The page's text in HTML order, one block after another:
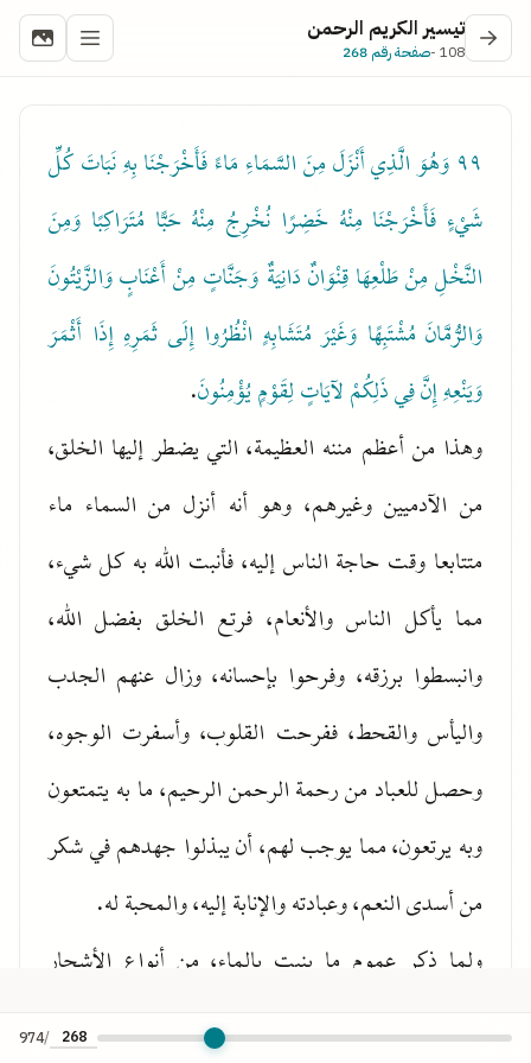
تيسير الكريم الرحمن
108 - صفحة رقم 268
٩٩ وَهُوَ الَّذِي أَنْزَلَ مِنَ السَّمَاءِ مَاءً فَأَخْرَجْنَا بِهِ نَبَاتَ كُلِّ
شَيْءٍ فَأَخْرَجْنَا مِنْهُ خَضِرًا نُخْرِجُ مِنْهُ حَبًّا مُتَرَاكِبًا وَمِنَ
النَّخْلِ مِنْ طَلْعِهَا قِنْوَانٌ دَانِيَةٌ وَجَنَّاتٍ مِنْ أَعْنَابٍ وَالزَّيْتُونَ
وَالرُّمَّانَ مُشْتَبِهًا وَغَيْرَ مُتَشَابِهٍ انْظُرُوا إِلَى ثَمَرِهِ إِذَا أَثْمَرَ
وَيَنْعِهِ إِنَّ فِي ذَلِكُمْ لآيَاتٍ لِقَوْمٍ يُؤْمِنُونَ.
وهذا من أعظم مننه العظيمة، التي يضطر إليها الخلق،
من الآدميين وغيرهم، وهو أنه أنزل من السماء ماء
متتابعا وقت حاجة الناس إليه، فأنبت الله به كل شيء،
مما يأكل الناس والأنعام، فرتع الخلق بفضل الله،
وانبسطوا برزقه، وفرحوا بإحسانه، وزال عنهم الجدب
واليأس والقحط، ففرحت القلوب، وأسفرت الوجوه،
وحصل للعباد من رحمة الرحمن الرحيم، ما به يتمتعون
وبه يرتعون، مما يوجب لهم، أن يبذلوا جهدهم في شكر
من أسدى النعم، وعبادته والإنابة إليه، والمحبة له.
ولما ذكر عموم ما ينبت بالماء، من أنواع الأشجار
والنبات، ذكر الزرع والنخل، لكثرة نفعهما وكونهما قوتا
/
974